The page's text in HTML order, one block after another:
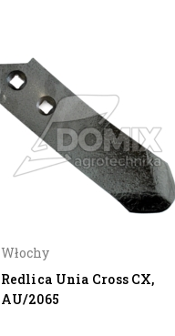
Włochy
Redlica Unia Cross CX,
AU/2065